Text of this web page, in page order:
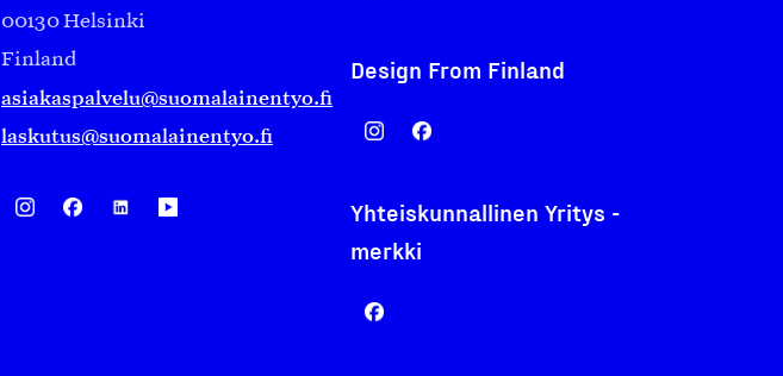
00130 Helsinki
Finland
asiakaspalvelu@suomalainentyo.fi
laskutus@suomalainentyo.fi
Design From Finland
Yhteiskunnallinen Yritys -
merkki